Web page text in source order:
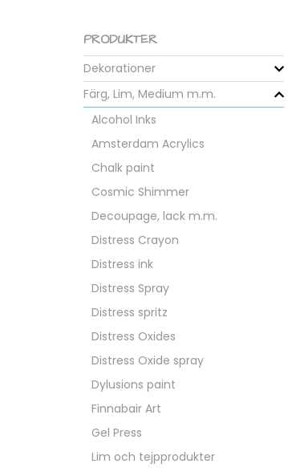
PRODUKTER
Dekorationer
Färg, Lim, Medium m.m.
Alcohol Inks
Amsterdam Acrylics
Chalk paint
Cosmic Shimmer
Decoupage, lack m.m.
Distress Crayon
Distress ink
Distress Spray
Distress spritz
Distress Oxides
Distress Oxide spray
Dylusions paint
Finnabair Art
Gel Press
Lim och tejpprodukter